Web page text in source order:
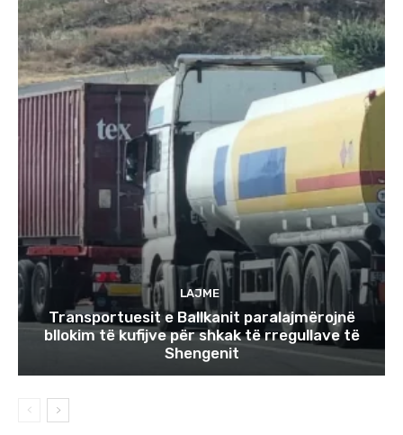
LAJME
Transportuesit e Ballkanit paralajmërojnë
bllokim të kufijve për shkak të rregullave të
Shengenit